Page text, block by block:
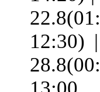
12:30)